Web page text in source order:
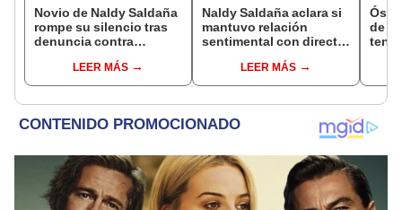
Novio de Naldy Saldaña
rompe su silencio tras
denuncia contra
Luz: "Tiene todo mi
apoyo"
LEER MÁS
Naldy Saldaña aclara si
mantuvo relación
sentimental con director
denunciarlo por
tocamientos: “Me
LEER MÁS
de